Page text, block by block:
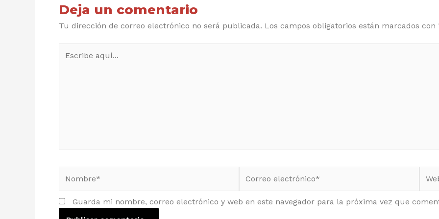
Deja un comentario
Tu dirección de correo electrónico no será publicada. Los campos obligatorios están marcados con
aquí...
electrónico*
Guarda mi nombre, correo electrónico y web en este navegador para la próxima vez que